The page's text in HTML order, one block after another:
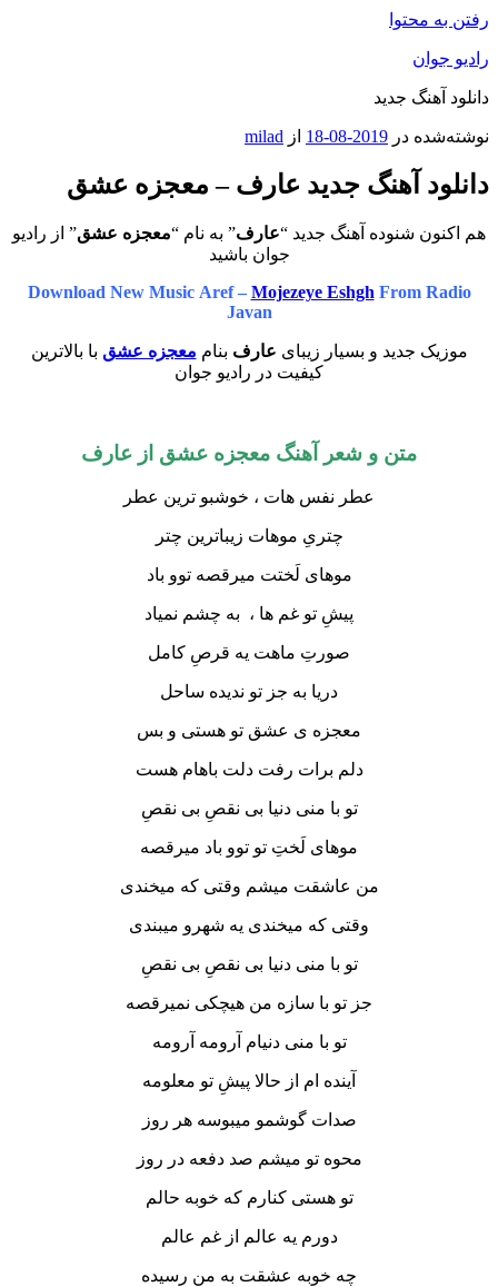
رفتن به محتوا
رادیو جوان
دانلود آهنگ جدید
نوشته‌شده در 2019-08-18 از milad
دانلود آهنگ جدید عارف – معجزه عشق
هم اکنون شنوده آهنگ جدید “عارف” به نام “معجزه عشق” از رادیو
جوان باشید
Download New Music Aref – Mojezeye Eshgh From Radio
Javan
موزیک جدید و بسیار زیبای عارف بنام معجزه عشق با بالاترین
کیفیت در رادیو جوان
متن و شعر آهنگ معجزه عشق از عارف
عطر نفس هات ، خوشبو ترین عطر
چتریِ موهات زیباترین چتر
موهای لَختت میرقصه توو باد
پیشِ تو غم ها ، به چشم نمیاد
صورتِ ماهت یه قرصِ کامل
دریا به جز تو ندیده ساحل
معجزه ی عشق تو هستی و بس
دلم برات رفت دلت باهام هست
تو با منی دنیا بی نقصِ بی نقصِ
موهای لَختِ تو توو باد میرقصه
من عاشقت میشم وقتی که میخندی
وقتی که میخندی یه شهرو میبندی
تو با منی دنیا بی نقصِ بی نقصِ
جز تو با سازه من هیچکی نمیرقصه
تو با منی دنیام آرومه آرومه
آینده ام از حالا پیشِ تو معلومه
صدات گوشمو میبوسه هر روز
محوه تو میشم صد دفعه در روز
تو هستی کنارم که خوبه حالم
دورم یه عالم از غم عالم
چه خوبه عشقت به من رسیده